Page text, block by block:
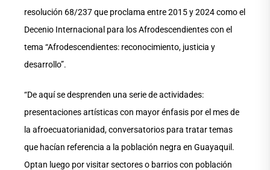
resolución 68/237 que proclama entre 2015 y 2024 como el
Decenio Internacional para los Afrodescendientes con el
tema “Afrodescendientes: reconocimiento, justicia y
desarrollo”.
“De aquí se desprenden una serie de actividades:
presentaciones artísticas con mayor énfasis por el mes de
la afroecuatorianidad, conversatorios para tratar temas
que hacían referencia a la población negra en Guayaquil.
Optan luego por visitar sectores o barrios con población